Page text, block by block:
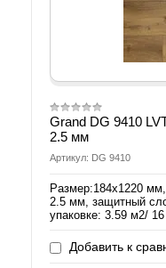
Grand DG 9410
2.5 мм
Артикул: DG 9410
Размер:184х1220
2.5 мм, защитный
упаковке: 3.59 м2/
Добавить к